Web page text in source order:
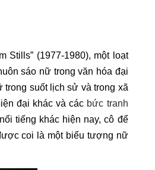
Stills” (1977-1980), một loạt
sáo nữ trong văn hóa đại
suốt lịch sử và trong xã
đại khác và các bức tranh
tiếng khác hiện nay, cô để
coi là một biểu tượng nữ